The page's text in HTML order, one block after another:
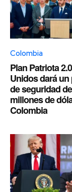
Colombia
Plan Patriota
Unidos dará un
de seguridad
millones de
Colombia